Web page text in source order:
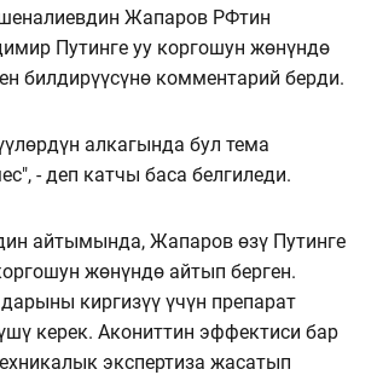
Жапаров РФтин
Путинге уу коргошун жөнүндө
билдирүүсүнө комментарий берди.
алкагында бул тема
- деп катчы баса белгиледи.
айтымында, Жапаров өзү Путинге
жөнүндө айтып берген.
киргизүү үчүн препарат
керек. Акониттин эффектиси бар
экспертиза жасатып